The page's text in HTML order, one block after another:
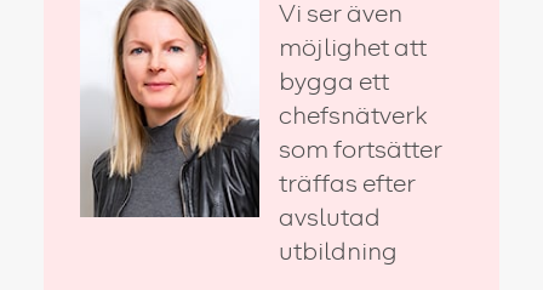
Vi ser även
möjlighet att
bygga ett
chefsnätverk
som fortsätter
träffas efter
avslutad
utbildning